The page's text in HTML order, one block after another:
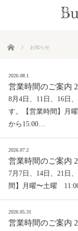
ホーム お知らせ
2026.08.1
営業時間のご案内
8月4日、11日、16日
す。【営業時間】月
から15:00…
2026.07.2
営業時間のご案内
7月7日、14日、21日
間】月曜〜土曜
2026.05.31
営業時間のご案内